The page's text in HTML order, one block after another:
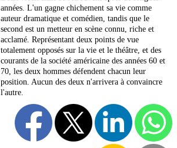
années. L'un gagne chichement sa vie comme
auteur dramatique et comédien, tandis que le
second est un metteur en scène connu, riche et
acclamé. Représentant deux points de vue
totalement opposés sur la vie et le théâtre, et des
courants de la société américaine des années 60 et
70, les deux hommes défendent chacun leur
position. Aucun des deux n'arrivera à convaincre
l'autre.